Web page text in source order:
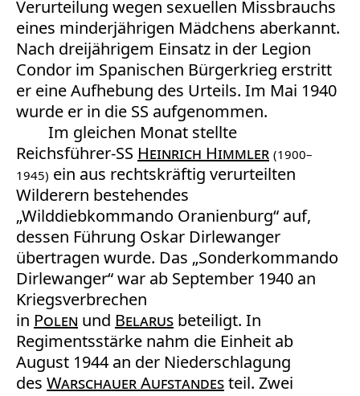
Verurteilung wegen sexuellen Missbrauchs
eines minderjährigen Mädchens aberkannt.
Nach dreijährigem Einsatz in der Legion
Condor im Spanischen Bürgerkrieg erstritt
er eine Aufhebung des Urteils. Im Mai 1940
wurde er in die SS aufgenommen.
Im gleichen Monat stellte
Reichsführer-SS Heinrich Himmler (1900–
1945) ein aus rechtskräftig verurteilten
Wilderern bestehendes
„Wilddiebkommando Oranienburg“ auf,
dessen Führung Oskar Dirlewanger
übertragen wurde. Das „Sonderkommando
Dirlewanger“ war ab September 1940 an
Kriegsverbrechen
in Polen und Belarus beteiligt. In
Regimentsstärke nahm die Einheit ab
August 1944 an der Niederschlagung
des Warschauer Aufstandesteil. Zwei